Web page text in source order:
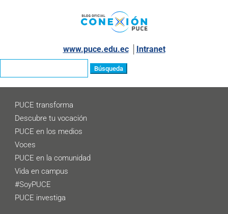
www.puce.edu.ec│ Intranet
PUCE transforma
Descubre tu vocación
PUCE en los medios
Voces
PUCE en la comunidad
Vida en campus
#SoyPUCE
PUCE investiga